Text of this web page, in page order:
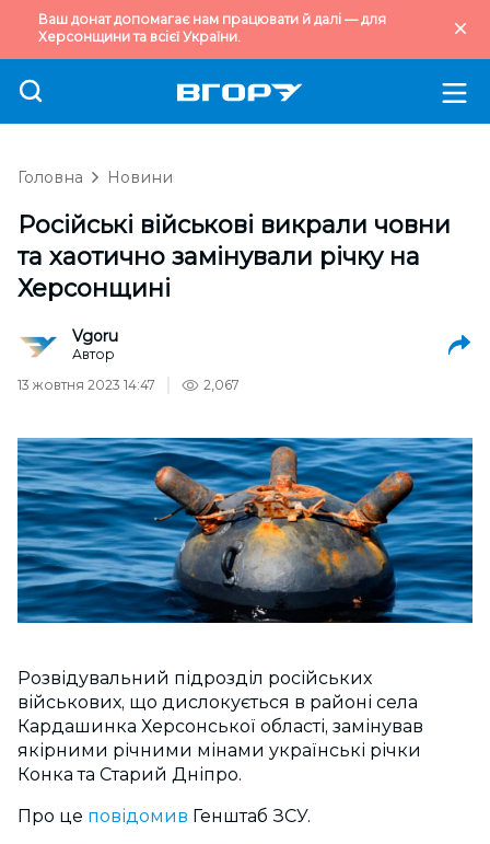
Ваш донат допомагає нам працювати й далі — для
Херсонщини та всієї України.
Головна Новини
Російські військові викрали човни
та хаотично замінували річку на
Херсонщині
Vgoru
Автор
13 жовтня 2023 14:47
2,067
Розвідувальний підрозділ російських
військових, що дислокується в районі села
Кардашинка Херсонської області, замінував
якірними річними мінами українські річки
Конка та Старий Дніпро.
Про це повідомив Генштаб ЗСУ.